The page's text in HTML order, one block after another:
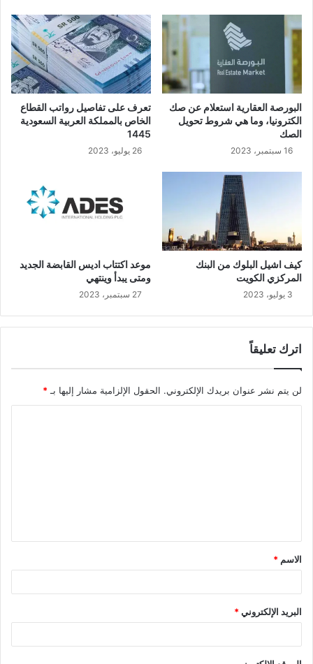
البورصة العقارية استعلام عن صك
الكترونيا، وما هي شروط تحويل
الصك
16 سبتمبر، 2023
تعرف على تفاصيل رواتب القطاع
الخاص بالمملكة العربية السعودية
1445
26 يوليو، 2023
كيف اشيل البلوك من البنك
المركزي الكويت
3 يوليو، 2023
موعد اكتتاب اديس القابضة الجديد
ومتى يبدأ وينتهي
27 سبتمبر، 2023
اترك تعليقاً
لن يتم نشر عنوان بريدك الإلكتروني. الحقول الإلزامية مشار إليها بـ *
ق
*
الاسم *
البريد الإلكتروني*